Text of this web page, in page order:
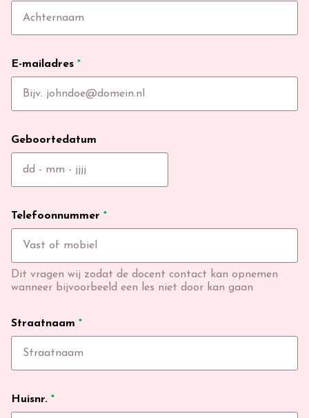
E-mailadres *
Geboortedatum
Telefoonnummer *
Dit vragen wij zodat de docent contact kan opnemen
wanneer bijvoorbeeld een les niet door kan gaan
Straatnaam *
Huisnr. *